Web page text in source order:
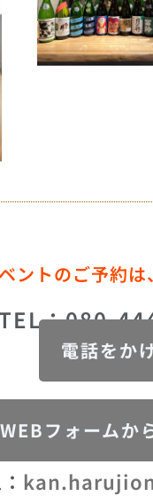
ントのご予約は
：080-
電話をか
WEBフォームか